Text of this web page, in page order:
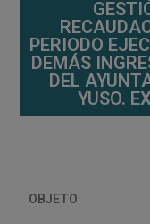
PERIODO
DEMÁS
DEL
YUSO.
OBJETO